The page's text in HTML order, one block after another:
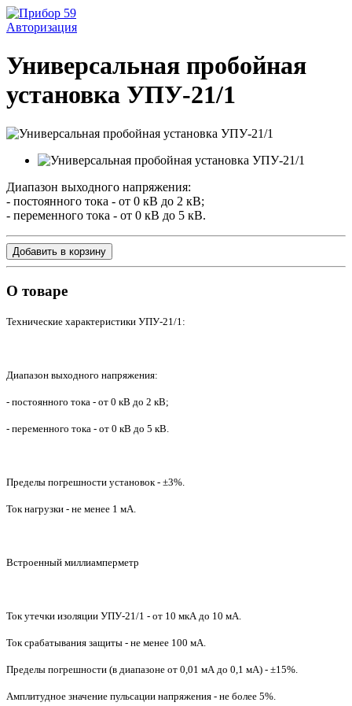
Авторизация
Универсальная пробойная
установка УПУ-21/1
Диапазон выходного напряжения:
- постоянного тока - от 0 кВ до 2 кВ;
- переменного тока - от 0 кВ до 5 кВ.
Добавить в корзину
О товаре
Технические характеристики УПУ-21/1:
Диапазон выходного напряжения:
- постоянного тока - от 0 кВ до 2 кВ;
- переменного тока - от 0 кВ до 5 кВ.
Пределы погрешности установок - ±3%.
Ток нагрузки - не менее 1 мA.
Встроенный миллиамперметр
Ток утечки изоляции УПУ-21/1 - от 10 мкА до 10 мА.
Ток срабатывания защиты - не менее 100 мA.
Пределы погрешности (в диапазоне от 0,01 мА до 0,1 мА) - ±15%.
Амплитудное значение пульсации напряжения - не более 5%.